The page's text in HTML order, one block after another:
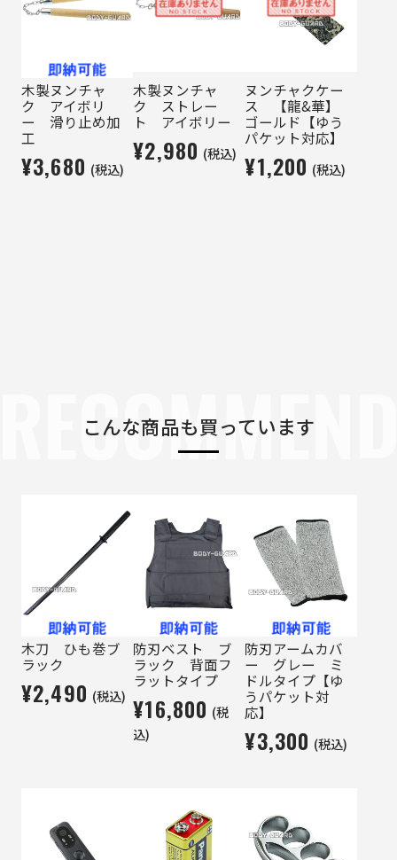
木製ヌンチャ
ク アイボリ
ー 滑り止め加
工
¥3,680 (税込)
木製ヌンチャ
ク ストレー
ト アイボリー
¥2,980 (税込)
ヌンチャクケー
ス 【龍&華】
ゴールド【ゆう
パケット対応】
¥1,200 (税込)
こんな商品も買っています
木刀 ひも巻ブ
ラック
¥2,490 (税込)
防刃ベスト ブ
ラック 背面フ
ラットタイプ
¥16,800 (税
込)
防刃アームカバ
ー グレー ミ
ドルタイプ【ゆ
うパケット対
応】
¥3,300 (税込)